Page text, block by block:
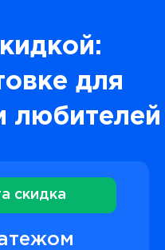
для
любителей
скидка